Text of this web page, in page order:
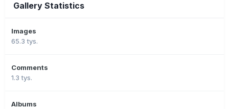
Gallery Statistics
Images
65.3 tys.
Comments
1.3 tys.
Albums